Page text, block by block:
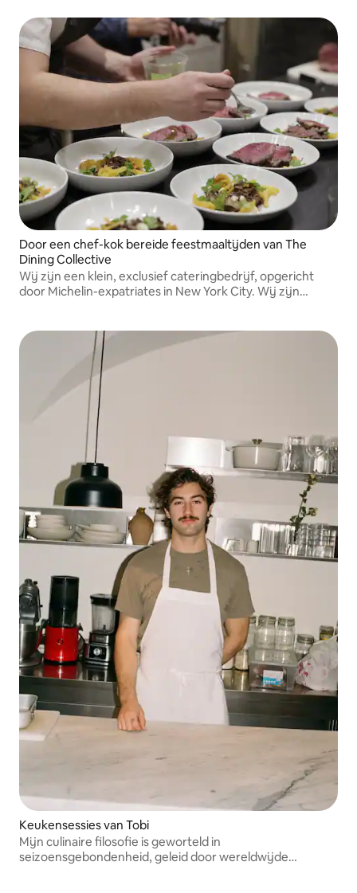
Door een chef-kok bereide feestmaaltijden van The
Dining Collective
Wij zijn een klein, exclusief cateringbedrijf, opgericht
door Michelin-expatriates in New York City. Wij zijn
klanten.
Keukensessies van Tobi
Mijn culinaire filosofie is geworteld in
seizoensgebondenheid, geleid door wereldwijde